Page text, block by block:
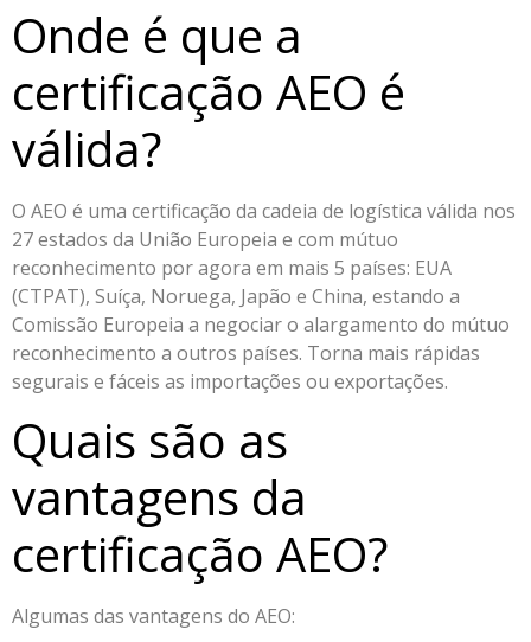
Onde é que a
certificação AEO é
válida?
O AEO é uma certificação da cadeia de logística válida nos
27 estados da União Europeia e com mútuo
reconhecimento por agora em mais 5 países: EUA
(CTPAT), Suíça, Noruega, Japão e China, estando a
Comissão Europeia a negociar o alargamento do mútuo
reconhecimento a outros países. Torna mais rápidas
segurais e fáceis as importações ou exportações.
Quais são as
vantagens da
certificação AEO?
Algumas das vantagens do AEO: